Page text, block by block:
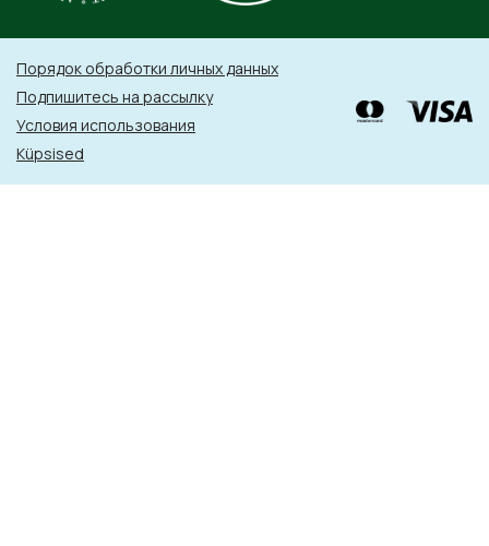
Порядок обработки личных данных
Подпишитесь на рассылку
Условия использования
Küpsised